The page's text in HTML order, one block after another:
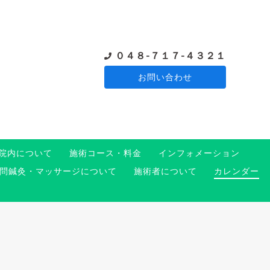
０４８-７１７-４３２１
お問い合わせ
内について 施術コース・料金
インフォメーション
問鍼灸・マッサージについて 施術者について
カレンダー